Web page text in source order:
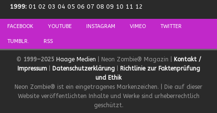
1999: 01 02 03 04 05 06 07 08 09 10 11 12
FACEBOOK YOUTUBE INSTAGRAM VIMEO TWITTER
TUMBLR. RSS
© 1999–2025 Haage Medien | Neon Zombie® Magazin |
Kontakt /
Impressum| Datenschutzerklärung|
Richtlinie zur Faktenprüfung
und Ethik
Neon Zombie® ist ein eingetragenes Markenzeichen. | Die auf dieser
Website veröffentlichten Inhalte und Werke sind urheberrechtlich
geschützt.